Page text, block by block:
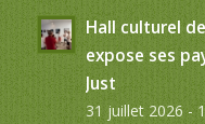
Hall culturel
expose ses
Just
31 juillet 2026 -